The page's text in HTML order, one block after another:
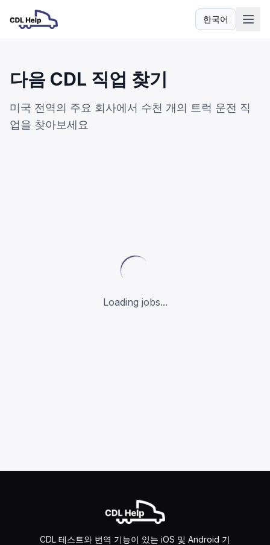
한국어
언어
다음 CDL 직업 찾기
미국 전역의 주요 회사에서 수천 개의 트럭 운전 직
업을 찾아보세요
Loading jobs...
CDL 테스트와 번역 기능이 있는 iOS 및 Android 기